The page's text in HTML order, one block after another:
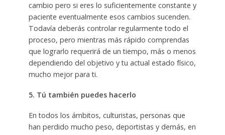
cambio pero si eres lo suficientemente constante y
paciente eventualmente esos cambios sucenden.
Todavía deberás controlar regularmente todo el
proceso, pero mientras más rápido comprendas
que lograrlo requerirá de un tiempo, más o menos
dependiendo del objetivo y tu actual estado físico,
mucho mejor para ti.
5. Tú también puedes hacerlo
En todos los ámbitos, culturistas, personas que
han perdido mucho peso, deportistas y demás, en